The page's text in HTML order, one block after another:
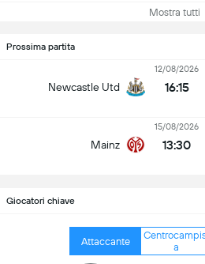
Mostra tutti
Prossima partita
Newcastle Utd
12/08/2026
16:15
Mainz
15/08/2026
13:30
Giocatori chiave
Attaccante
a